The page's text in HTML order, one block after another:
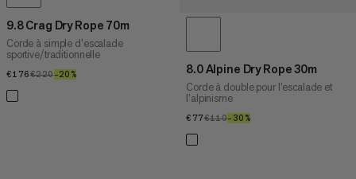
9.8 Crag Dry Rope 70m
Corde à simple d’escalade
sportive/traditionnelle
€176€176
€220€220
–20% 8.0 Alpine Dry Rope 30m
Corde à double pour l’escalade et
l’alpinisme
€77€77
€110€110
–30%